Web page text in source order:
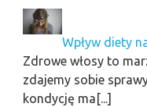
Wpływ diety
Zdrowe włosy to
zdajemy sobie
kondycję ma[...]